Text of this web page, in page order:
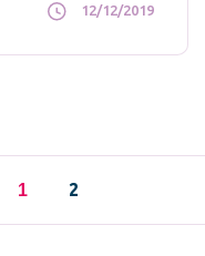
12/12/2019
1 2